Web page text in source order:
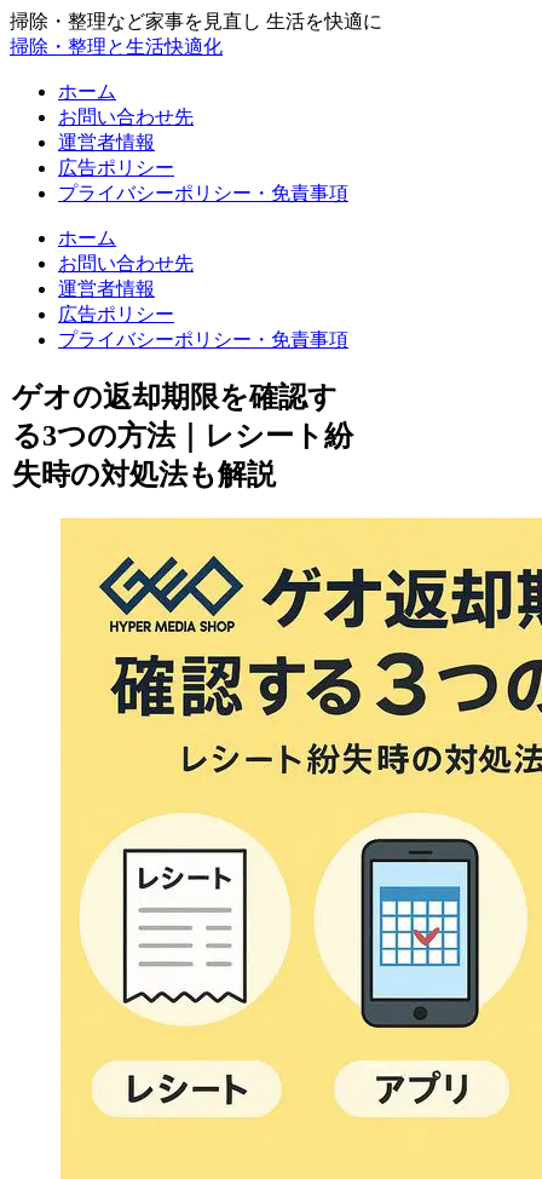
掃除・整理など家事を見直し 生活を快適に
掃除・整理と生活快適化
ホーム
お問い合わせ先
運営者情報
広告ポリシー
プライバシーポリシー・免責事項
ホーム
お問い合わせ先
運営者情報
広告ポリシー
プライバシーポリシー・免責事項
ゲオの返却期限を確認す
る3つの方法｜レシート紛
失時の対処法も解説